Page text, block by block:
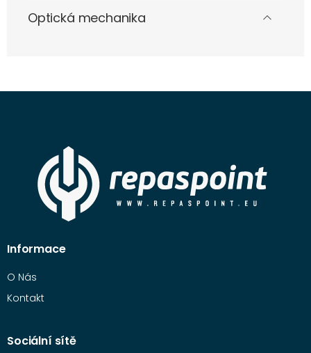
Optická mechanika
Informace
O Nás
Kontakt
Sociální sítě